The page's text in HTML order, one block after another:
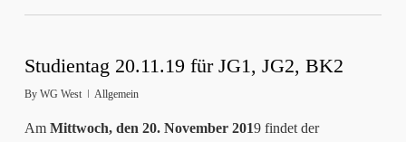
Studientag 20.11.19 für JG1, JG2, BK2
By WG West Allgemein
Am Mittwoch, den 20. November 2019 findet der